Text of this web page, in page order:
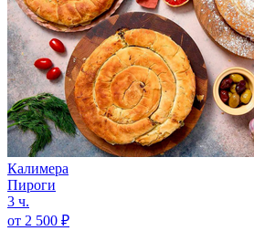
Калимера
Пироги
3 ч.
от 2 500 ₽